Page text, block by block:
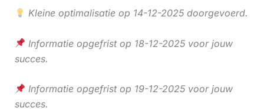
Kleine optimalisatie op 14-12-2025 doorgevoerd.
Informatie opgefrist op 18-12-2025 voor jouw
succes.
Informatie opgefrist op 19-12-2025 voor jouw
succes.